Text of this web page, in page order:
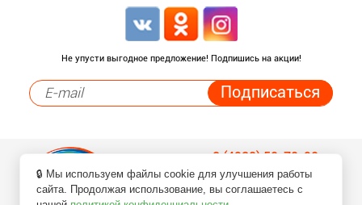
Не упусти выгодное предложение! Подпишись на акции!
8 (4932) 50-70-90
Заказ товаров по телефонам
🔒 Мы используем файлы cookie для улучшения работы
сайта. Продолжая использование, вы соглашаетесь с